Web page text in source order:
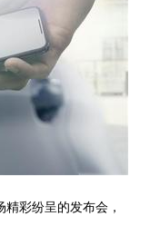
彩纷呈的发布会，